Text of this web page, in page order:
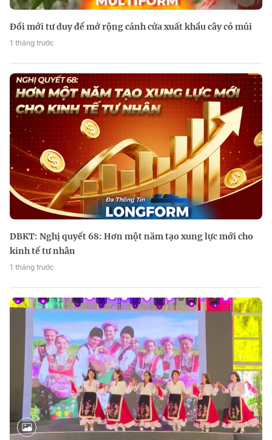
Đổi mới tư duy để mở rộng cánh cửa xuất khẩu cây có múi
1 tháng trước
DBKT: Nghị quyết 68: Hơn một năm tạo xung lực mới cho
kinh tế tư nhân
1 tháng trước